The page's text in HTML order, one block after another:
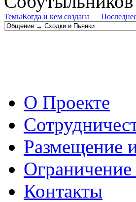
ТемыКогда и кем создана
О Проекте
Размещение
Ограничение
Контакты